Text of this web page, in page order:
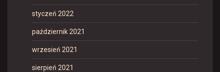
styczeń 2022
październik 2021
wrzesień 2021
sierpień 2021